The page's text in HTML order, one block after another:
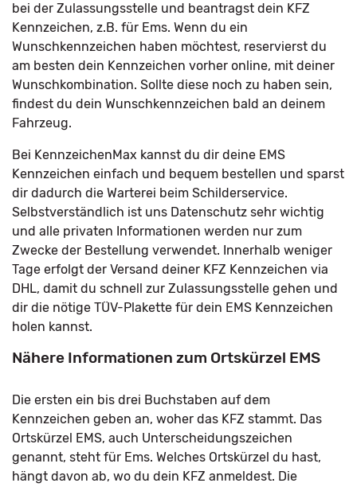
bei der Zulassungsstelle und beantragst dein KFZ
Kennzeichen, z.B. für Ems. Wenn du ein
Wunschkennzeichen haben möchtest, reservierst du
am besten dein Kennzeichen vorher online, mit deiner
Wunschkombination. Sollte diese noch zu haben sein,
findest du dein Wunschkennzeichen bald an deinem
Fahrzeug.
Bei KennzeichenMax kannst du dir deine EMS
Kennzeichen einfach und bequem bestellen und sparst
dir dadurch die Warterei beim Schilderservice.
Selbstverständlich ist uns Datenschutz sehr wichtig
und alle privaten Informationen werden nur zum
Zwecke der Bestellung verwendet. Innerhalb weniger
Tage erfolgt der Versand deiner KFZ Kennzeichen via
DHL, damit du schnell zur Zulassungsstelle gehen und
dir die nötige TÜV-Plakette für dein EMS Kennzeichen
holen kannst.
Nähere Informationen zum Ortskürzel EMS
Die ersten ein bis drei Buchstaben auf dem
Kennzeichen geben an, woher das KFZ stammt. Das
Ortskürzel EMS, auch Unterscheidungszeichen
genannt, steht für Ems. Welches Ortskürzel du hast,
hängt davon ab, wo du dein KFZ anmeldest. Die